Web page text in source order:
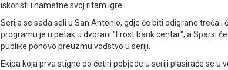
iskoristi i nametne svoj ritam igre.
Serija se sada seli u San Antonio, gdje će biti odigrane treća
programu je u petak u dvorani "Frost bank centar", a Sparsi
publike ponovo preuzmu vođstvo u seriji.
Ekipa koja prva stigne do četiri pobjede u seriji plasiraće se u